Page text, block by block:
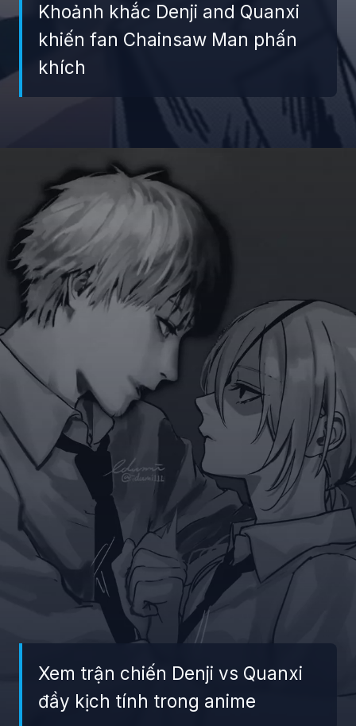
Khoảnh khắc Denji and Quanxi
khiến fan Chainsaw Man phấn
khích
Đang mởhttps://giaydabonghana.com/quanxi
Xem trận chiến Denji vs Quanxi
đầy kịch tính trong anime